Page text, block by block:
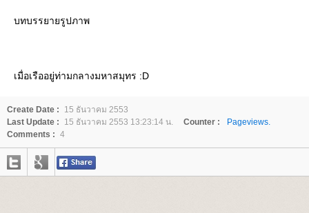
บทบรรยายรูปภาพ
เมื่อเรืออยู่ท่ามกลางมหาสมุทร :D
Create Date :
15 ธันวาคม 2553
Last Update :
15 ธันวาคม 2553 13:23:14 น. Counter :
Pageviews.
Comments : 4